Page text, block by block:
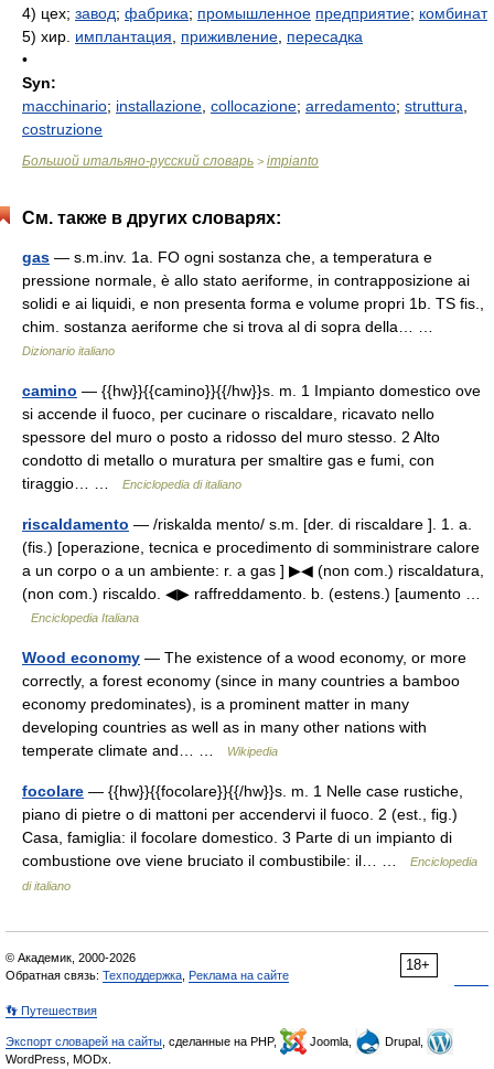
4) цех; завод; фабрика; промышленное предприятие; комбинат
5) хир. имплантация приживление пересадка
•
Syn:
macchinario; installazione collocazione; arredamento; struttura
costruzione
Большой итальяно-русский словарь > impianto
См. также в других словарях:
gas — s.m.inv. 1a. FO ogni sostanza che, a temperatura e
pressione normale, è allo stato aeriforme, in contrapposizione ai
solidi e ai liquidi, e non presenta forma e volume propri 1b. TS fis.,
chim. sostanza aeriforme che si trova al di sopra della… …
Dizionario italiano
camino — {{hw}}{{camino}}{{/hw}}s. m. 1 Impianto domestico ove
si accende il fuoco, per cucinare o riscaldare, ricavato nello
spessore del muro o posto a ridosso del muro stesso. 2 Alto
condotto di metallo o muratura per smaltire gas e fumi, con
tiraggio… …
Enciclopedia di italiano
riscaldamento — /riskalda mento/ s.m. [der. di riscaldare ]. 1. a.
(fis.) [operazione, tecnica e procedimento di somministrare calore
a un corpo o a un ambiente: r. a gas ] ▶◀ (non com.) riscaldatura,
(non com.) riscaldo. ◀▶ raffreddamento. b. (estens.) [aumento …
Enciclopedia Italiana
Wood economy — The existence of a wood economy, or more
correctly, a forest economy (since in many countries a bamboo
economy predominates), is a prominent matter in many
developing countries as well as in many other nations with
temperate climate and… …
Wikipedia
focolare — {{hw}}{{focolare}}{{/hw}}s. m. 1 Nelle case rustiche,
piano di pietre o di mattoni per accendervi il fuoco. 2 (est., fig.)
Casa, famiglia: il focolare domestico. 3 Parte di un impianto di
combustione ove viene bruciato il combustibile: il… …
Enciclopedia
di italiano
18+
© Академик, 2000-2026
Обратная связь: Техподдержка Реклама на сайте
👣 Путешествия
Экспорт словарей на сайты , сделанные на PHP, Joomla,
Drupal,
WordPress, MODx.